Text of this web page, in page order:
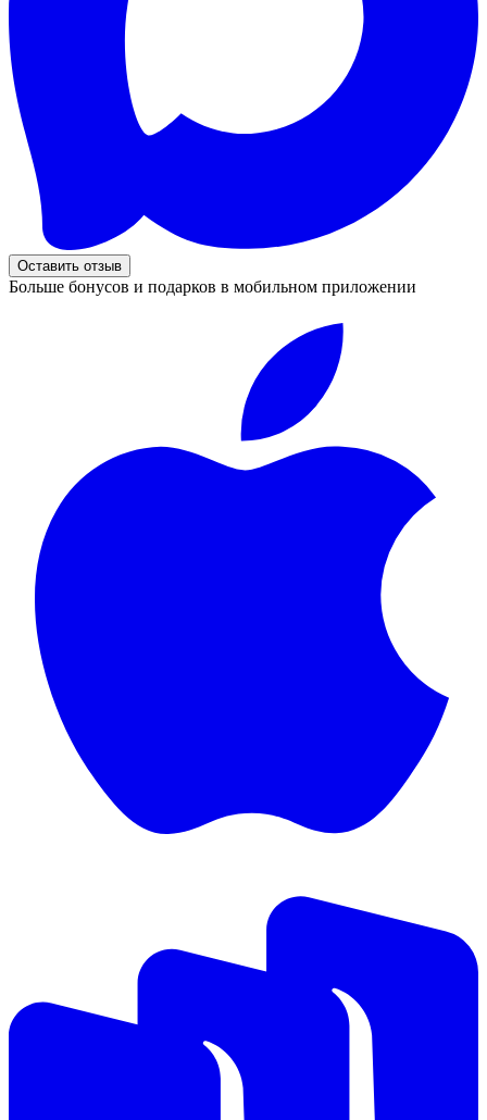
Оставить отзыв
Больше бонусов и подарков в мобильном приложении